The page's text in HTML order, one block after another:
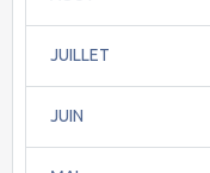
JUILLET
JUIN